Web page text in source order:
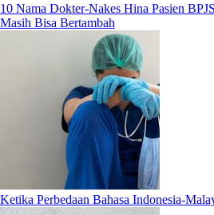
10 Nama Dokter-Nakes Hina Pasien
Masih Bisa Bertambah
Ketika Perbedaan Bahasa Indonesia-